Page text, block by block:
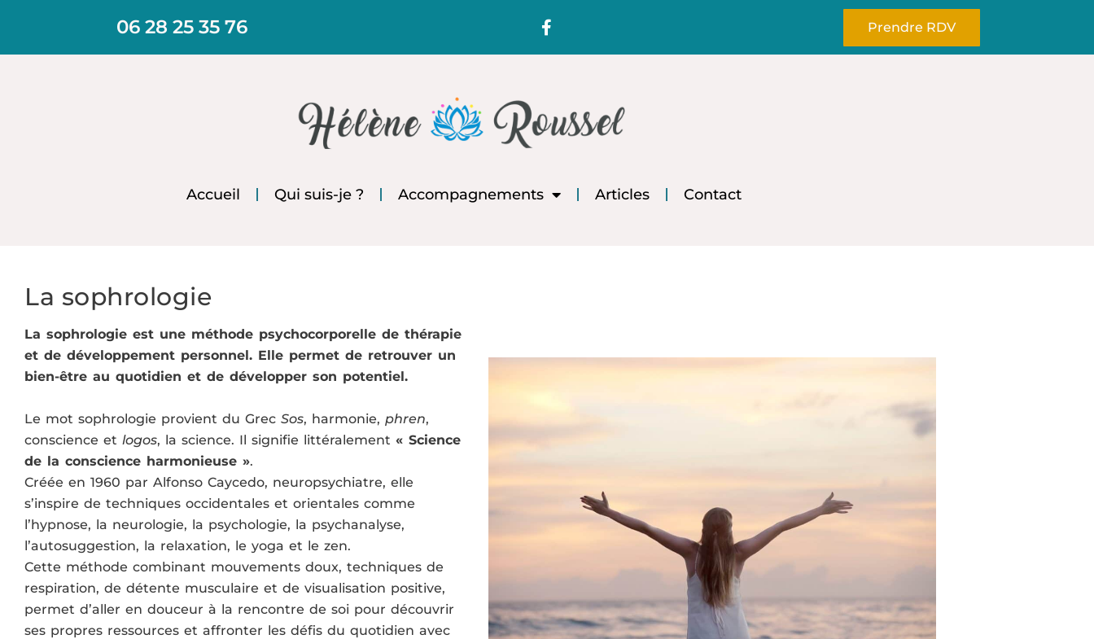
contenu
06 28 25 35 76
F
a
c
o
k
Prendre RDV
Accueil Qui suis-je ? Accompagnements Articles Contact
La sophrologie
La sophrologie est une méthode psychocorporelle de thérapie
et de développement personnel. Elle permet de retrouver un
bien-être au quotidien et de développer son potentiel.
Le mot sophrologie provient du Grec Sos, harmonie, phren,
conscience et logos, la science. Il signifie littéralement « Science
de la conscience harmonieuse ».
Créée en 1960 par Alfonso Caycedo, neuropsychiatre, elle
s’inspire de techniques occidentales et orientales comme
l’hypnose, la neurologie, la psychologie, la psychanalyse,
l’autosuggestion, la relaxation, le yoga et le zen.
Cette méthode combinant mouvements doux, techniques de
respiration, de détente musculaire et de visualisation positive,
permet d’aller en douceur à la rencontre de soi pour découvrir
ses propres ressources et affronter les défis du quotidien avec